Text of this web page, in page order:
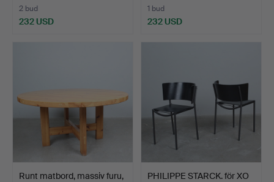
2 bud
232 USD
1 bud
232 USD
Runt matbord, massiv furu,
PHILIPPE STARCK. för XO